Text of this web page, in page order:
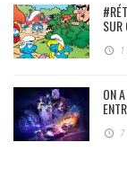
SUR
ON